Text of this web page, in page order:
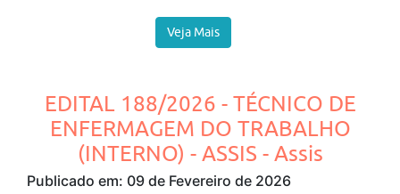
Veja Mais
EDITAL 188/2026 - TÉCNICO DE
ENFERMAGEM DO TRABALHO
(INTERNO) - ASSIS - Assis
Publicado em: 09 de Fevereiro de 2026